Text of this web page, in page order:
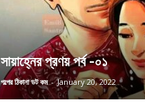
সায়াহ্নের প্রণয় পর্ব -০১
গল্পের ঠিকানা ডট কম - January 20, 2022